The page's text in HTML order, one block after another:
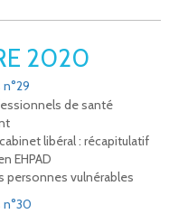
2020
de santé
libéral : récapitulatif
EHPAD
personnes vulnérables